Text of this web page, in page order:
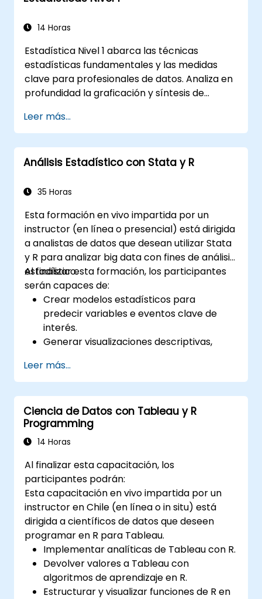
14 Horas
Estadística Nivel 1 abarca las técnicas
estadísticas fundamentales y las medidas
clave para profesionales de datos. Analiza en
profundidad la graficación y síntesis de
patrones de distribución normal y cálculo de
medidas analíticas esenciales como la media,
mediana, moda, desviación estándar y
varianza. Proporciona a los participantes las
datos del mundo real y producir resultados
persona que esté construyendo una base
cuantitativa sólida para ciencia de datos y
análisis.
Leer más...
Análisis Estadístico con Stata y R
35 Horas
Esta formación en vivo impartida por un
instructor (en línea o presencial) está dirigida
a analistas de datos que desean utilizar Stata
y R para analizar big data con fines de análisis
estadístico.
Al finalizar esta formación, los participantes
serán capaces de:
Crear modelos estadísticos para
predecir variables e eventos clave de
interés.
Generar visualizaciones descriptivas,
Gestionar y estructurar bases de datos
grandes para preparar el análisis de
datos.
Leer más...
Ciencia de Datos con Tableau y R
Programming
14 Horas
Al finalizar esta capacitación, los
participantes podrán:
Esta capacitación en vivo impartida por un
instructor en Chile (en línea o in situ) está
dirigida a científicos de datos que deseen
programar en R para Tableau.
Implementar analíticas de Tableau con R.
Devolver valores a Tableau con
algoritmos de aprendizaje en R.
Estructurar y visualizar funciones de R en